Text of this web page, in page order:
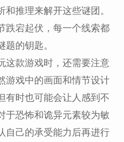
推理来解开这些谜团。
跌宕起伏，每一个线索都
的钥匙。
款游戏时，还需要注意
游戏中的画面和情节设计
有时也可能会让人感到不
于恐怖和诡异元素较为敏
自己的承受能力后再进行